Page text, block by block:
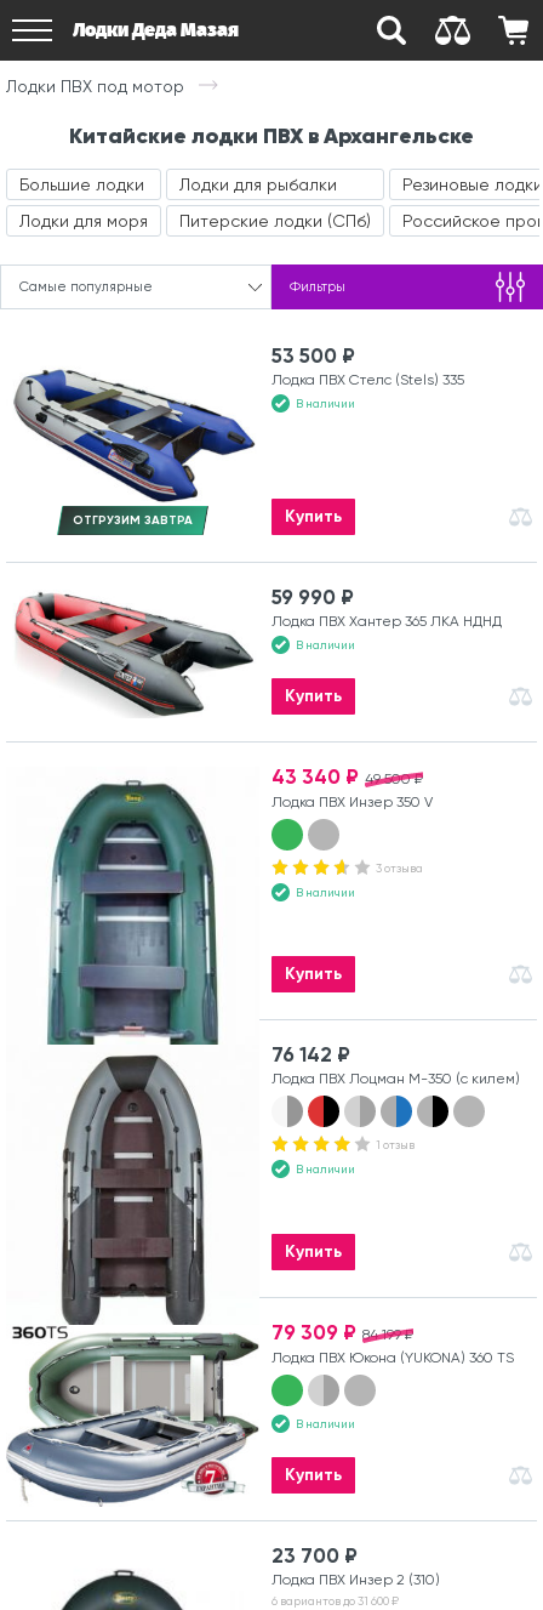
Лодки Деда Мазая
Лодки ПВХ под мотор
Китайские лодки ПВХ в Архангельске
Большие лодки
Лодки для моря
Лодки для рыбалки
Питерские лодки (СПб)
Резиновые лодки
Российское
Самые популярные Фильтры
ОТГРУЗИМ ЗАВТРА
53 500 ₽
Лодка ПВХ Стелс (Stels) 335
В наличии
Купить
59 990 ₽
Лодка ПВХ Хантер 365 ЛКА НДНД
В наличии
Купить
49 500 ₽
43 340 ₽
Лодка ПВХ Инзер 350 V
3 отзыва
В наличии
Купить
76 142 ₽
Лодка ПВХ Лоцман М-350 (с килем)
1 отзыв
В наличии
Купить
84 199 ₽
79 309 ₽
Лодка ПВХ Юкона (YUKONA) 360 TS
В наличии
Купить
23 700 ₽
Лодка ПВХ Инзер 2 (310)
6 вариантов до 31 600 ₽